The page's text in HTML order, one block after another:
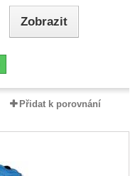
Zobrazit
Přidat k porovnání